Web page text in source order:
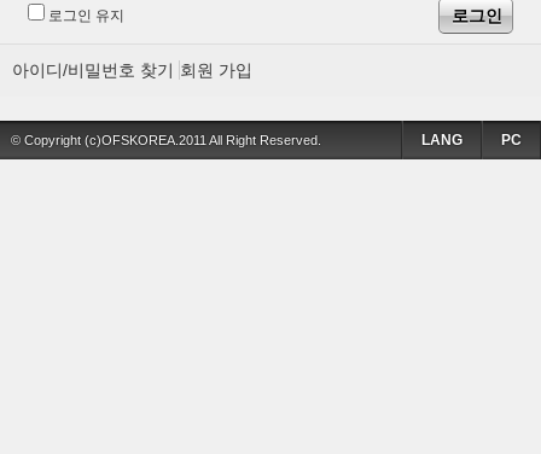
로그인 유지
아이디/비밀번호 찾기 회원 가입
© Copyright (c)OFSKOREA.2011 All Right Reserved. PC
LANG